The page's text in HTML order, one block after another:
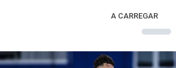
A CARREGAR